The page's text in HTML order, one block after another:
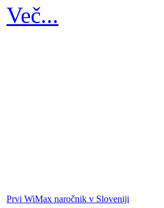
Več...
Prvi WiMax naročnik v Sloveniji